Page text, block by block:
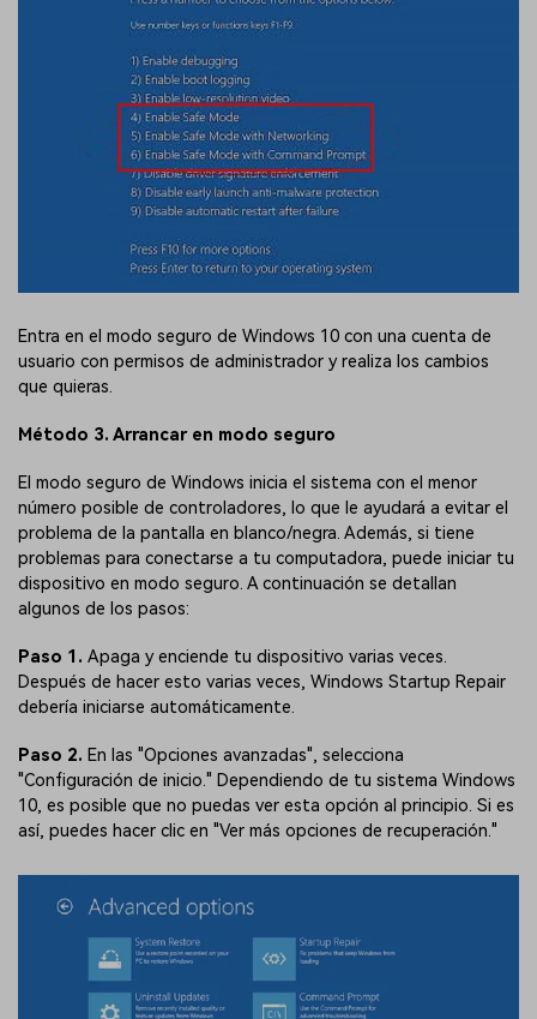
Entra en el modo seguro de Windows 10 con una cuenta de
usuario con permisos de administrador y realiza los cambios
que quieras.
Método 3. Arrancar en modo seguro
El modo seguro de Windows inicia el sistema con el menor
número posible de controladores, lo que le ayudará a evitar el
problema de la pantalla en blanco/negra. Además, si tiene
problemas para conectarse a tu computadora, puede iniciar tu
dispositivo en modo seguro. A continuación se detallan
algunos de los pasos:
Paso 1. Apaga y enciende tu dispositivo varias veces.
Después de hacer esto varias veces, Windows Startup Repair
debería iniciarse automáticamente.
Paso 2. En las "Opciones avanzadas", selecciona
"Configuración de inicio." Dependiendo de tu sistema Windows
10, es posible que no puedas ver esta opción al principio. Si es
así, puedes hacer clic en "Ver más opciones de recuperación."